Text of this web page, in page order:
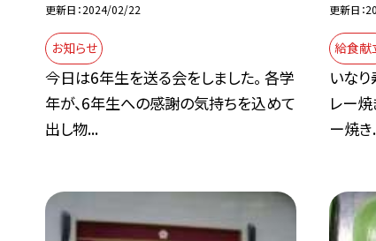
更新日 2024/02/22
お知らせ
今日は6年生を送る会をしました。 各学
年が、6年生への感謝の気持ちを込めて
出し物...
更新日
給食献
いなり
レー焼
ー焼き